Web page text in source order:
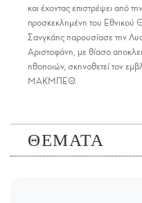
και έχοντας επιστρέψει από
προσκεκλημένη του Εθνικού
Σανγκάης παρουσίασε την
Αριστοφάνη, με θίασο
ηθοποιών, σκηνοθετεί τον
ΜΑΚΜΠΕΘ.
ΘΕΜΑΤΑ